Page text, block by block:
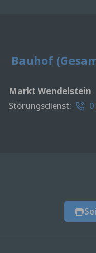
Bauhof
Markt Wendelstein
Störungsdienst: